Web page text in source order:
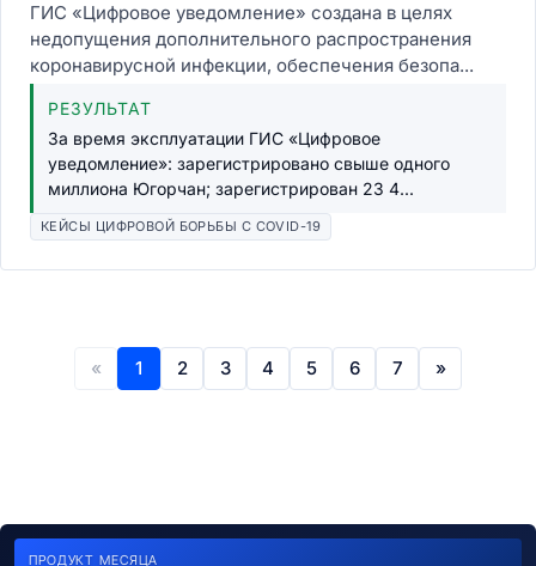
ГИС «Цифровое уведомление» создана в целях
недопущения дополнительного распространения
коронавирусной инфекции, обеспечения безопа...
РЕЗУЛЬТАТ
За время эксплуатации ГИС «Цифровое
уведомление»: зарегистрировано свыше одного
миллиона Югорчан; зарегистрирован 23 4...
КЕЙСЫ ЦИФРОВОЙ БОРЬБЫ С COVID-19
« 1 2 3 4 5 6 7 »
ПРОДУКТ МЕСЯЦА